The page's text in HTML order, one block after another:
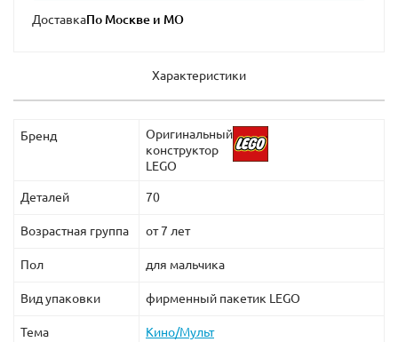
Доставка
Характеристики
Бренд
Оригинальный
конструктор
LEGO
Деталей 70
Возрастная группа от 7 лет
Пол для мальчика
Вид упаковки фирменный пакетик LEGO
Тема Кино/Мульт